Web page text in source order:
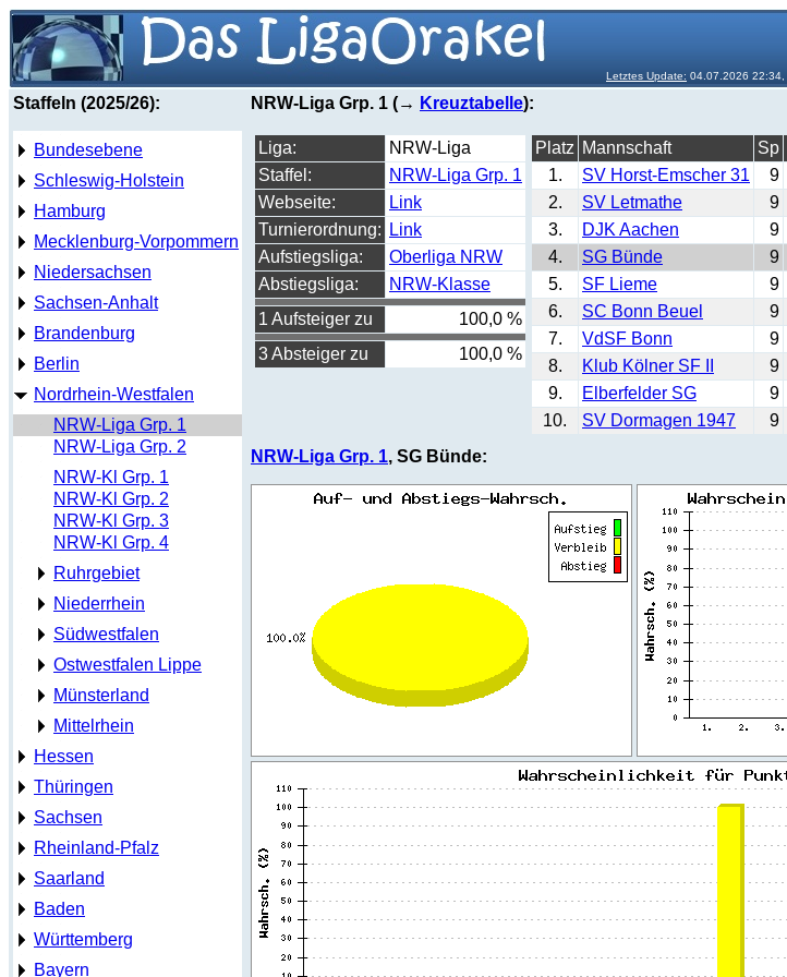
Letztes Update: 04.07.2026 22:34,
Staffeln (2025/26):
Bundesebene
Schleswig-Holstein
Hamburg
Mecklenburg-Vorpommern
Niedersachsen
Sachsen-Anhalt
Brandenburg
Berlin
Nordrhein-Westfalen
NRW-Liga Grp. 1
NRW-Liga Grp. 2
NRW-Kl Grp. 1
NRW-Kl Grp. 2
NRW-Kl Grp. 3
NRW-Kl Grp. 4
Ruhrgebiet
Niederrhein
Südwestfalen
Ostwestfalen Lippe
Münsterland
Mittelrhein
Hessen
Thüringen
Sachsen
Rheinland-Pfalz
Saarland
Baden
Württemberg
Bayern
NRW-Liga Grp. 1 (→ Kreuztabelle):
Liga:
NRW-Liga
Staffel:
NRW-Liga Grp. 1
Webseite:
Link
Turnierordnung:
Link
Aufstiegsliga:
Oberliga NRW
Abstiegsliga:
NRW-Klasse
1 Aufsteiger zu
100,0 %
3 Absteiger zu
100,0 %
Platz Mannschaft Sp
1.
SV Horst-Emscher 31 9
2.
SV Letmathe 9
3.
DJK Aachen 9
4.
SG Bünde 9
5.
SF Lieme 9
6.
SC Bonn Beuel 9
7.
VdSF Bonn 9
8.
Klub Kölner SF II 9
9.
Elberfelder SG 9
10.
SV Dormagen 1947 9
NRW-Liga Grp. 1, SG Bünde: